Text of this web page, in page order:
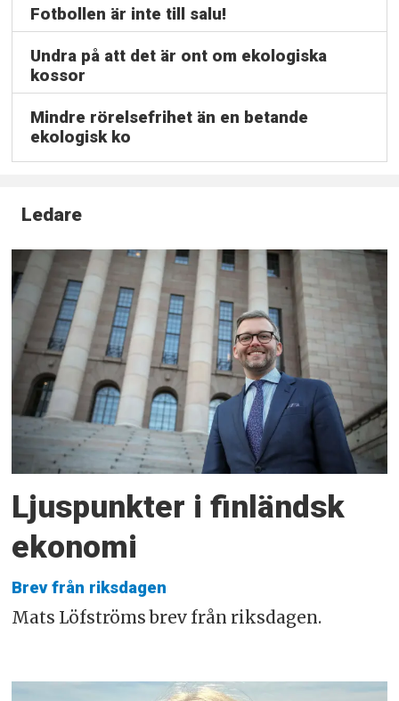
Fotbollen är inte till salu!
Undra på att det är ont om ekologiska
kossor
Mindre rörelsefrihet än en betande
ekologisk ko
Ledare
Ljuspunkter i finländsk
ekonomi
Brev från riksdagen
Mats Löfströms brev från riksdagen.